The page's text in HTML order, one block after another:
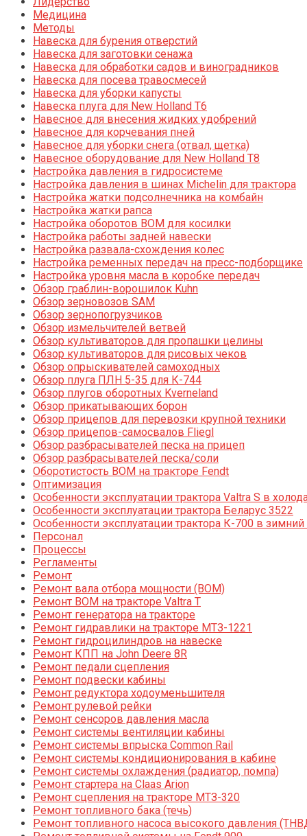
Медицина
Методы
Навеска для бурения отверстий
Навеска для заготовки сенажа
Навеска для обработки садов и виноградников
Навеска для посева травосмесей
Навеска для уборки капусты
Навеска плуга для New Holland T6
Навесное для внесения жидких удобрений
Навесное для корчевания пней
Навесное для уборки снега (отвал, щетка)
Навесное оборудование для New Holland T8
Настройка давления в гидросистеме
Настройка давления в шинах Michelin для трактора
Настройка жатки подсолнечника на комбайн
Настройка жатки рапса
Настройка оборотов ВОМ для косилки
Настройка работы задней навески
Настройка развала-схождения колес
Настройка ременных передач на пресс-подборщике
Настройка уровня масла в коробке передач
Обзор граблин-ворошилок Kuhn
Обзор зерновозов SAM
Обзор зернопогрузчиков
Обзор измельчителей ветвей
Обзор культиваторов для пропашки целины
Обзор культиваторов для рисовых чеков
Обзор опрыскивателей самоходных
Обзор плуга ПЛН 5-35 для К-744
Обзор плугов оборотных Kverneland
Обзор прикатывающих борон
Обзор прицепов для перевозки крупной техники
Обзор прицепов-самосвалов Fliegl
Обзор разбрасывателей песка на прицеп
Обзор разбрасывателей песка/соли
Оборотистость ВОМ на тракторе Fendt
Оптимизация
Особенности эксплуатации трактора Valtra S в
Особенности эксплуатации трактора Беларус 3522
Особенности эксплуатации трактора К-700 в
Персонал
Процессы
Регламенты
Ремонт
Ремонт вала отбора мощности (ВОМ)
Ремонт ВОМ на тракторе Valtra T
Ремонт генератора на тракторе
Ремонт гидравлики на тракторе МТЗ-1221
Ремонт гидроцилиндров на навеске
Ремонт КПП на John Deere 8R
Ремонт педали сцепления
Ремонт подвески кабины
Ремонт редуктора ходоуменьшителя
Ремонт рулевой рейки
Ремонт сенсоров давления масла
Ремонт системы вентиляции кабины
Ремонт системы впрыска Common Rail
Ремонт системы кондиционирования в кабине
Ремонт системы охлаждения (радиатор, помпа)
Ремонт стартера на Claas Arion
Ремонт сцепления на тракторе МТЗ-320
Ремонт топливного бака (течь)
Ремонт топливного насоса высокого давления